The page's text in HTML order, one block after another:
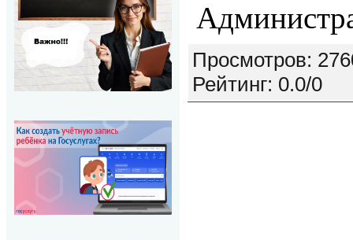
Просмотров:
Рейтинг: 0.0/0